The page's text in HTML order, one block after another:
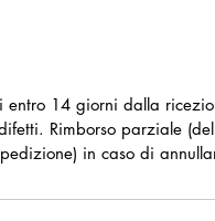
entro 14 giorni dalla
Rimborso parziale
in caso di